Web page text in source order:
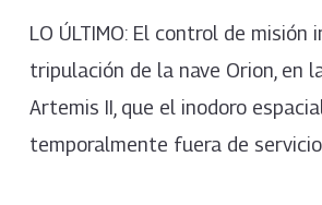
LO ÚLTIMO: El control de misión
tripulación de la nave Orion, en
Artemis II, que el inodoro
temporalmente fuera de